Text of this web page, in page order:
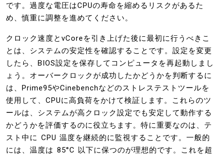
です。過度な電圧はCPUの寿命を縮めるリスクがあるた
め、慎重に調整を進めてください。
クロック速度とvCoreを引き上げた後に最初に行うべきこ
とは、システムの安定性を確認することです。設定を変更
したら、BIOS設定を保存してコンピュータを再起動しまし
ょう。オーバークロックが成功したかどうかを判断するに
は、Prime95やCinebenchなどのストレステストツールを
使用して、CPUに高負荷をかけて検証します。これらのツ
ールは、システムが高クロック設定でも安定して動作する
かどうかを評価するのに役立ちます。特に重要なのは、テ
スト中に CPU 温度を継続的に監視することです。一般的
には、温度は 85°C 以下に保つのが理想的です。これを超